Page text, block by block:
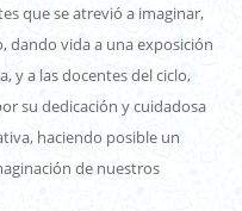
que se atrevió a imaginar,
dando vida a una exposición
y a las docentes del ciclo,
su dedicación y cuidadosa
haciendo posible un
de nuestros